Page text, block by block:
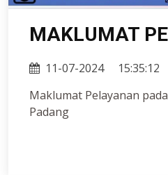
MAKLUMAT
11-07-2024
15:35:12
Maklumat Pelayanan
Padang